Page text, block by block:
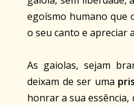
egoísmo humano que
o seu canto e apreciar
As gaiolas, sejam
deixam de ser uma
honrar a sua essência,